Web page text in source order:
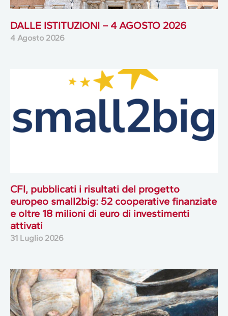
DALLE ISTITUZIONI – 4 AGOSTO 2026
4 Agosto 2026
CFI, pubblicati i risultati del progetto
europeo small2big: 52 cooperative finanziate
e oltre 18 milioni di euro di investimenti
attivati
31 Luglio 2026